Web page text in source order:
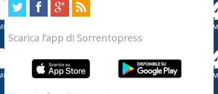
Scarica l’app di Sorrentopress